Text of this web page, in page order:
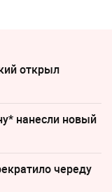
открыл
нанесли новый
череду